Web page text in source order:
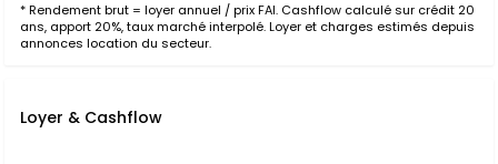
* Rendement brut = loyer annuel / prix FAI. Cashflow calculé sur crédit 20
ans, apport 20%, taux marché interpolé. Loyer et charges estimés depuis
annonces location du secteur.
Loyer & Cashflow